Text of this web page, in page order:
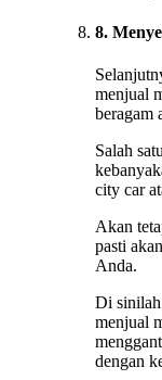
8.
menjual
beragam
Salah
city car
Akan
pasti
Anda.
Di
menjual
dengan